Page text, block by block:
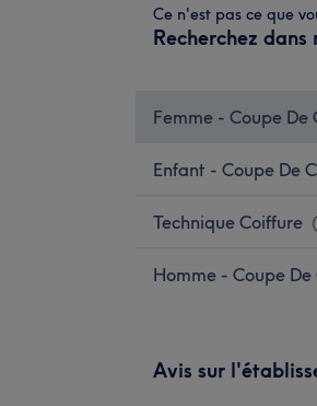
Ce n'est pas ce que
Recherchez
Femme - Coupe De
Enfant - Coupe De
Technique Coiffure (
Homme - Coupe
Avis sur